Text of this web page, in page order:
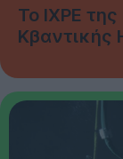
Το IXPE
Κβαντικής